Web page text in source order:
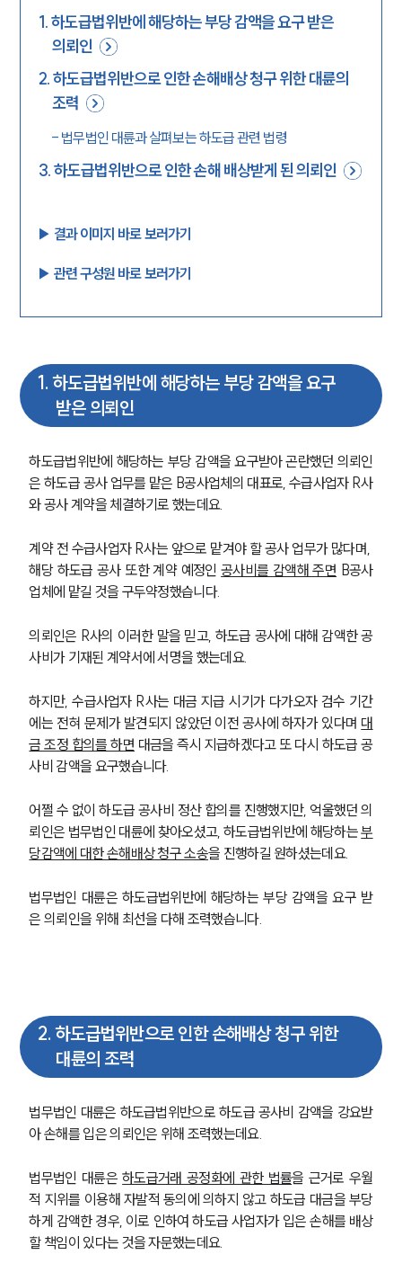
1.하도급법위반에 해당하는 부당 감액을 요구 받은
의뢰인
2.하도급법위반으로 인한 손해배상 청구 위한 대륜의
조력
- 법무법인 대륜과 살펴보는 하도급 관련 법령
3.하도급법위반으로 인한 손해 배상받게 된 의뢰인
▶︎ 결과 이미지 바로 보러가기
▶︎ 관련 구성원 바로 보러가기
1.하도급법위반에 해당하는 부당 감액을 요구
받은 의뢰인
하도급법위반에 해당하는 부당 감액을 요구받아 곤란했던 의뢰인
은 하도급 공사 업무를 맡은 B공사업체의 대표로, 수급사업자 R사
와 공사 계약을 체결하기로 했는데요.
계약 전 수급사업자 R사는 앞으로 맡겨야 할 공사 업무가 많다며,
해당 하도급 공사 또한 계약 예정인 공사비를 감액해 주면 B공사
업체에 맡길 것을 구두약정했습니다.
의뢰인은 R사의 이러한 말을 믿고, 하도급 공사에 대해 감액한 공
사비가 기재된 계약서에 서명을 했는데요.
하지만, 수급사업자 R사는 대금 지급 시기가 다가오자 검수 기간
에는 전혀 문제가 발견되지 않았던 이전 공사에 하자가 있다며 대
금 조정 합의를 하면 대금을 즉시 지급하겠다고 또 다시 하도급 공
사비 감액을 요구했습니다.
어쩔 수 없이 하도급 공사비 정산 합의를 진행했지만, 억울했던 의
뢰인은 법무법인 대륜에 찾아오셨고, 하도급법위반에 해당하는 부
당감액에 대한 손해배상 청구 소송을 진행하길 원하셨는데요.
법무법인 대륜은 하도급법위반에 해당하는 부당 감액을 요구 받
은 의뢰인을 위해 최선을 다해 조력했습니다.
2.하도급법위반으로 인한 손해배상 청구 위한
대륜의 조력
법무법인 대륜은 하도급법위반으로 하도급 공사비 감액을 강요받
아 손해를 입은 의뢰인은 위해 조력했는데요.
법무법인 대륜은 하도급거래 공정화에 관한 법률을 근거로 우월
적 지위를 이용해 자발적 동의에 의하지 않고 하도급 대금을 부당
하게 감액한 경우, 이로 인하여 하도급 사업자가 입은 손해를 배상
할 책임이 있다는 것을 자문했는데요.